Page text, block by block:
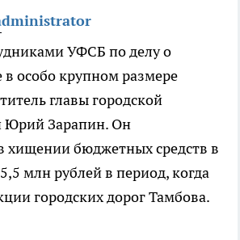
УФСБ по делу о
особо крупном размере
главы городской
Юрий Зарапин. Он
хищении бюджетных средств в
млн рублей в период, когда
городских дорог Тамбова.